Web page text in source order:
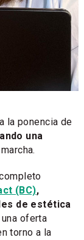
la ponencia de
una
(BC),
de estética
oferta
torno a la